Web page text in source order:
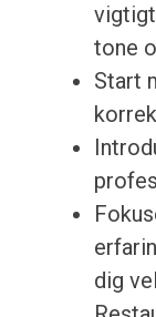
tone
Start
dig